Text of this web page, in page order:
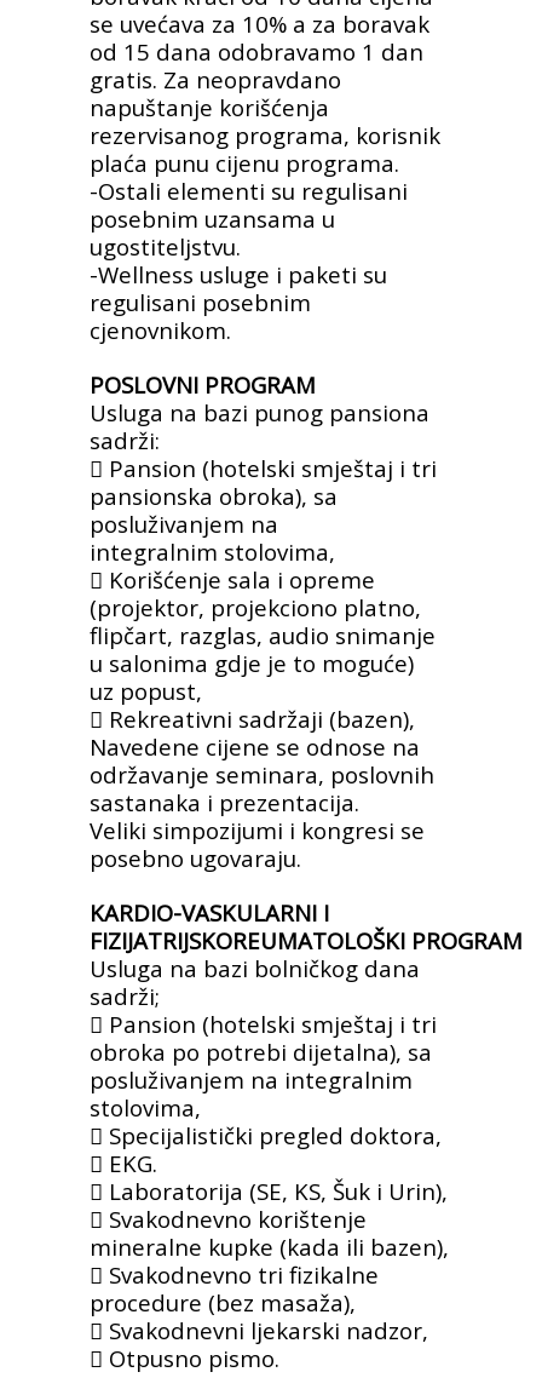
se uvećava za 10% a za boravak
od 15 dana odobravamo 1 dan
gratis. Za neopravdano
napuštanje korišćenja
rezervisanog programa, korisnik
plaća punu cijenu programa.
-Ostali elementi su regulisani
posebnim uzansama u
ugostiteljstvu.
-Wellness usluge i paketi su
regulisani posebnim
cjenovnikom.
POSLOVNI PROGRAM
Usluga na bazi punog pansiona
sadrži:
 Pansion (hotelski smještaj i tri
pansionska obroka), sa
posluživanjem na
integralnim stolovima,
 Korišćenje sala i opreme
(projektor, projekciono platno,
flipčart, razglas, audio snimanje
u salonima gdje je to moguće)
uz popust,
 Rekreativni sadržaji (bazen),
Navedene cijene se odnose na
održavanje seminara, poslovnih
sastanaka i prezentacija.
Veliki simpozijumi i kongresi se
posebno ugovaraju.
KARDIO-VASKULARNI I
FIZIJATRIJSKOREUMATOLOŠKI PROGRAM
Usluga na bazi bolničkog dana
sadrži;
 Pansion (hotelski smještaj i tri
obroka po potrebi dijetalna), sa
posluživanjem na integralnim
stolovima,
 Specijalistički pregled doktora,
 EKG.
 Laboratorija (SE, KS, Šuk i Urin),
 Svakodnevno korištenje
mineralne kupke (kada ili bazen),
 Svakodnevno tri fizikalne
procedure (bez masaža),
 Svakodnevni ljekarski nadzor,
 Otpusno pismo.